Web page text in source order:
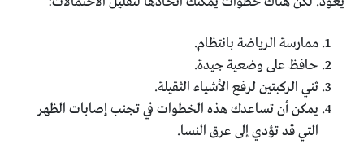
ممارسة الرياضة بانتظام.
حافظ على وضعية جيدة.
ثني الركبتين لرفع الأشياء الثقيلة.
يمكن أن تساعدك هذه الخطوات في تجنب إصابات الظهر
التي قد تؤدي إلى عرق النسا.